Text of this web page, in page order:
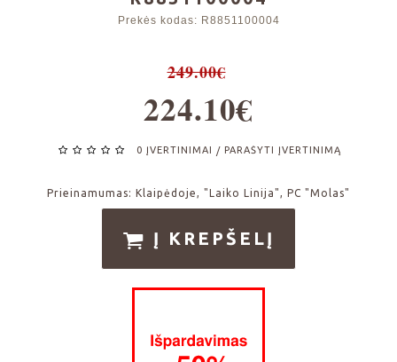
Prekės kodas: R8851100004
249.00€
224.10€
0 ĮVERTINIMAI / PARAŠYTI ĮVERTINIMĄ
Prieinamumas: Klaipėdoje, "Laiko Linija", PC "Molas"
Į KREPŠELĮ